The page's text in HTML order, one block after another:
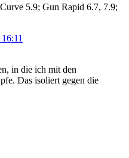
5.9; Gun Rapid 6.7, 7.9;
in die ich mit den
Das isoliert gegen die